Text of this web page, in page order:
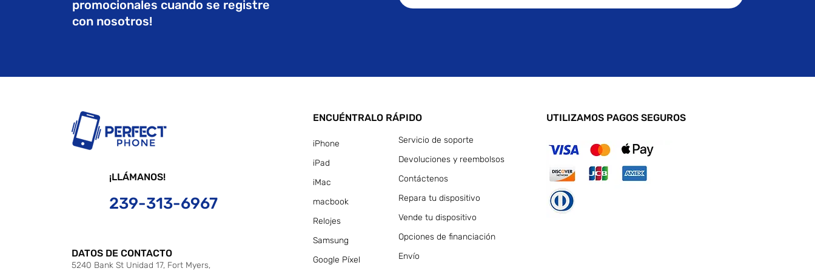
promocionales cuando se registre
con nosotros!
¡LLÁMANOS!
239-313-6967
DATOS DE CONTACTO
5240 Bank St Unidad 17, Fort Myers,
ENCUÉNTRALO RÁPIDO
iPhone
iPad
iMac
macbook
Relojes
Samsung
Google Píxel
Servicio de soporte
Devoluciones y reembolsos
Contáctenos
Repara tu dispositivo
Vende tu dispositivo
Opciones de financiación
Envío
UTILIZAMOS PAGOS SEGUROS